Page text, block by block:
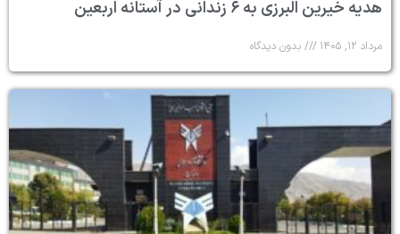
هدیه خیرین البرزی به ۶ زندانی در آستانه اربعین
مرداد ۱۲, ۱۴۰۵ بدون دیدگاه